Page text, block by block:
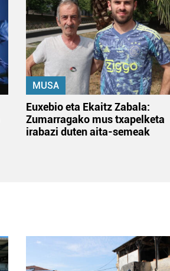
MUSA
Euxebio eta Ekaitz Zabala:
Zumarragako mus txapelketa
irabazi duten aita-semeak